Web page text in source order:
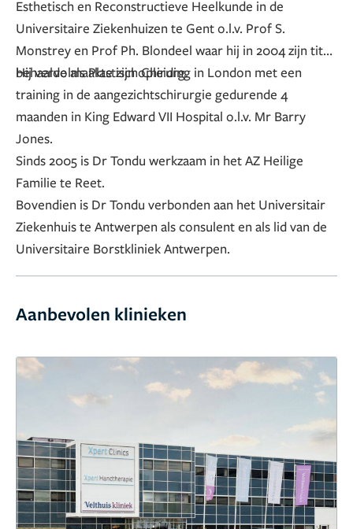
Esthetisch en Reconstructieve Heelkunde in de
Universitaire Ziekenhuizen te Gent o.l.v. Prof S.
Monstrey en Prof Ph. Blondeel waar hij in 2004 zijn titel
behaalde als Plastisch Chirurg.
Hij vervolmaakte zijn opleiding in London met een
training in de aangezichtschirurgie gedurende 4
maanden in King Edward VII Hospital o.l.v. Mr Barry
Jones.
Sinds 2005 is Dr Tondu werkzaam in het AZ Heilige
Familie te Reet.
Bovendien is Dr Tondu verbonden aan het Universitair
Ziekenhuis te Antwerpen als consulent en als lid van de
Universitaire Borstkliniek Antwerpen.
Aanbevolen klinieken